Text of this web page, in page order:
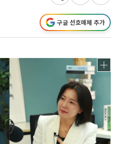
구글 선호매체 추가